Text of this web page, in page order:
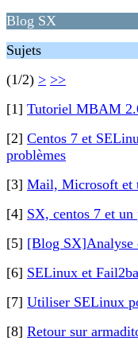
Blog SX
Sujets
(1/2) > >>
[1] Tutoriel MBAM
[2] Centos 7 et
problèmes
[3] Mail, Microsoft et
[4] SX, centos 7 et un
[5] [Blog SX]Analyse
[6] SELinux et
[7] Utiliser SELinux
[8] Retour sur